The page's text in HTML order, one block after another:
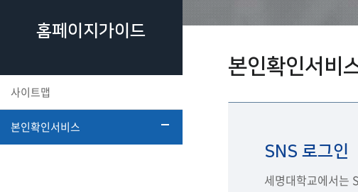
홈페이지가이드
사이트맵
본인확인서비스
본인확인서비
SNS 로그인
세명대학교에서는